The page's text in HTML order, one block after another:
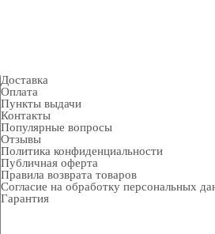
Доставка
Оплата
Пункты выдачи
Контакты
Популярные вопросы
Отзывы
Политика конфиденциальности
Публичная оферта
Правила возврата товаров
Согласие на обработку персональных
Гарантия